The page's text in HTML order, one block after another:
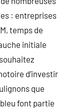
: entreprises
temps de
initiale
d’investir
que
font partie